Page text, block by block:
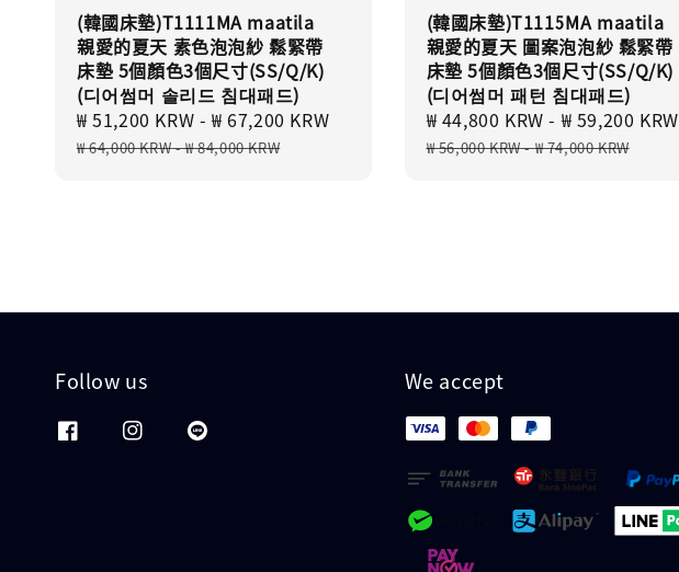
(韓國床墊)T1111MA maatila
親愛的夏天 素色泡泡紗 鬆緊帶
床墊 5個顏色3個尺寸(SS/Q/K)
(디어썸머 솔리드 침대패드)
Sale
price
₩ 51,200 KRW -₩ 67,200 KRW
₩ 64,000 KRW-₩ 84,000 KRW
(韓國床墊)T1115MA maatila
親愛的夏天 圖案泡泡紗 鬆緊帶
床墊 5個顏色3個尺寸(SS/Q/K)
(디어썸머 패턴 침대패드)
Sale
price
₩ 44,800 KRW -₩ 59,200 KRW
₩ 56,000 KRW-₩ 74,000 KRW
Follow us We accept